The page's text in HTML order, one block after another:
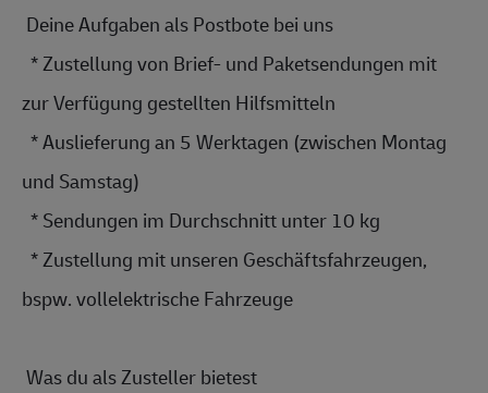
Deine Aufgaben als Postbote bei uns
zur Verfügung gestellten Hilfsmitteln
und Samstag)
  * Sendungen im Durchschnitt unter 10 kg
  * Zustellung mit unseren
Geschäftsfahrzeugen,
bspw. vollelektrische Fahrzeuge
Was du als Zusteller bietest